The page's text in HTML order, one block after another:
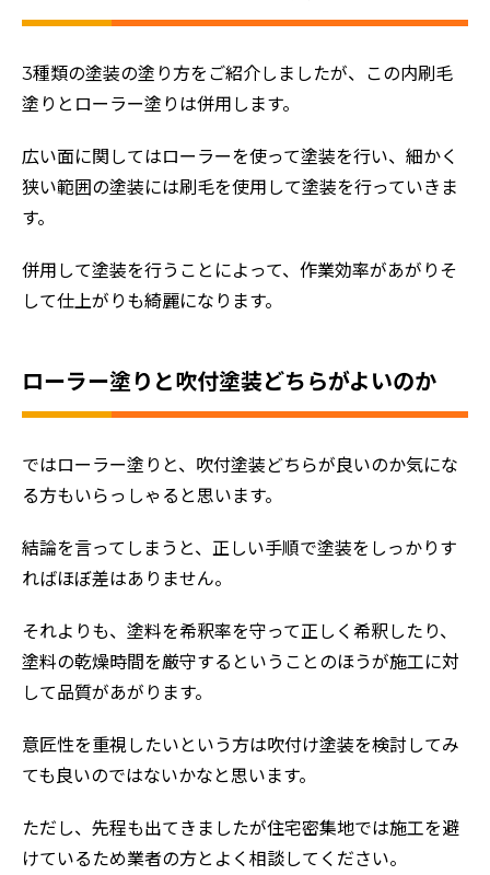
評判の声
おすすめの塗装メニュー
3種類の塗装の塗り方をご紹介しましたが、この内刷毛
塗りとローラー塗りは併用します。
広い面に関してはローラーを使って塗装を行い、細かく
狭い範囲の塗装には刷毛を使用して塗装を行っていきま
す。
併用して塗装を行うことによって、作業効率があがりそ
して仕上がりも綺麗になります。
ローラー塗りと吹付塗装どちらがよいのか
ではローラー塗りと、吹付塗装どちらが良いのか気にな
る方もいらっしゃると思います。
結論を言ってしまうと、正しい手順で塗装をしっかりす
ればほぼ差はありません。
それよりも、塗料を希釈率を守って正しく希釈したり、
塗料の乾燥時間を厳守するということのほうが施工に対
して品質があがります。
意匠性を重視したいという方は吹付け塗装を検討してみ
ても良いのではないかなと思います。
ただし、先程も出てきましたが住宅密集地では施工を避
けているため業者の方とよく相談してください。